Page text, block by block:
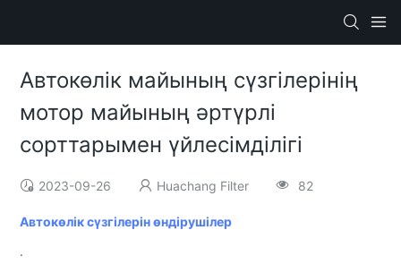
Автокөлік майының сүзгілерінің
мотор майының әртүрлі
сорттарымен үйлесімділігі
2023-09-26 Huachang Filter 82
Автокөлік сүзгілерін өндірушілер
.